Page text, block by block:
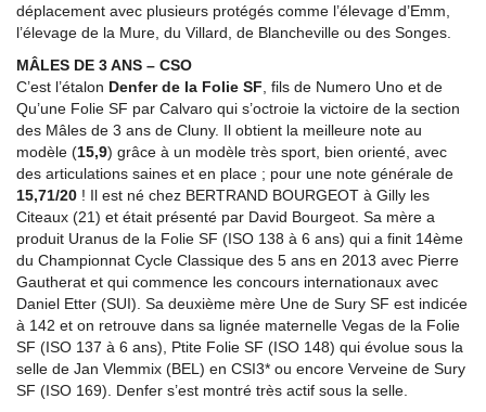
déplacement avec plusieurs protégés comme l’élevage d’Emm,
l’élevage de la Mure, du Villard, de Blancheville ou des Songes.
MÂLES DE 3 ANS – CSO
C’est l’étalon Denfer de la Folie SF , fils de Numero Uno et de
Qu’une Folie SF par Calvaro qui s’octroie la victoire de la section
des Mâles de 3 ans de Cluny. Il obtient la meilleure note au
modèle (15,9) grâce à un modèle très sport, bien orienté, avec
des articulations saines et en place ; pour une note générale de
15,71/20 ! Il est né chez BERTRAND BOURGEOT à Gilly les
Citeaux (21) et était présenté par David Bourgeot. Sa mère a
produit Uranus de la Folie SF (ISO 138 à 6 ans) qui a finit 14ème
du Championnat Cycle Classique des 5 ans en 2013 avec Pierre
Gautherat et qui commence les concours internationaux avec
Daniel Etter (SUI). Sa deuxième mère Une de Sury SF est indicée
à 142 et on retrouve dans sa lignée maternelle Vegas de la Folie
SF (ISO 137 à 6 ans), Ptite Folie SF (ISO 148) qui évolue sous la
selle de Jan Vlemmix (BEL) en CSI3* ou encore Verveine de Sury
SF (ISO 169). Denfer s’est montré très actif sous la selle.